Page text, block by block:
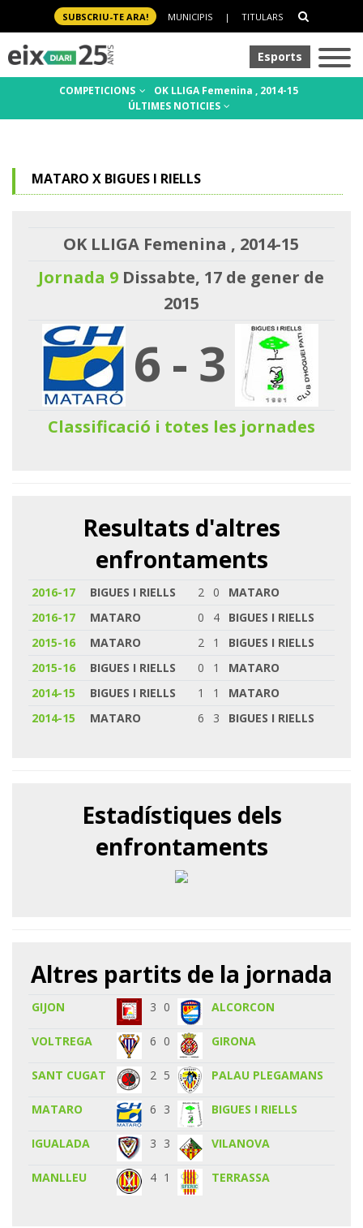
SUBSCRIU-TE ARA! MUNICIPIS | TITULARS
Esports
COMPETICIONS
OK LLIGA Femenina , 2014-15
ÚLTIMES NOTICIES
MATARO X BIGUES I RIELLS
OK LLIGA Femenina , 2014-15
Jornada 9 Dissabte, 17 de gener de
2015
6 - 3
Classificació i totes les jornades
Resultats d'altres
enfrontaments
2016-17 BIGUES I RIELLS 2 0
MATARO
2016-17
MATARO 0 4
BIGUES I RIELLS
2015-16
MATARO 2 1
BIGUES I RIELLS
2015-16
BIGUES I RIELLS 0 1
MATARO
2014-15
BIGUES I RIELLS 1 1
MATARO
2014-15
MATARO 6 3 BIGUES I RIELLS
Estadístiques dels
enfrontaments
Altres partits de la jornada
GIJON 3 0 ALCORCON
VOLTREGA 6 0 GIRONA
SANT CUGAT 2 5 PALAU PLEGAMANS
MATARO 6 3 BIGUES I RIELLS
IGUALADA 3 3 VILANOVA
MANLLEU 4 1 TERRASSA